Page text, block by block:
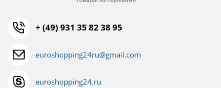
+ (49) 931 35 82 38 95
euroshopping24ru@gmail.com
euroshopping24.ru